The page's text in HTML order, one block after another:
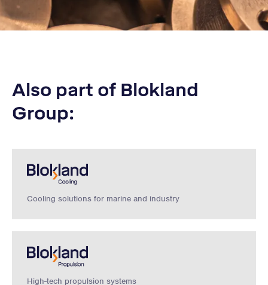
Also part of Blokland
Group:
Cooling solutions for marine and industry
High-tech propulsion systems